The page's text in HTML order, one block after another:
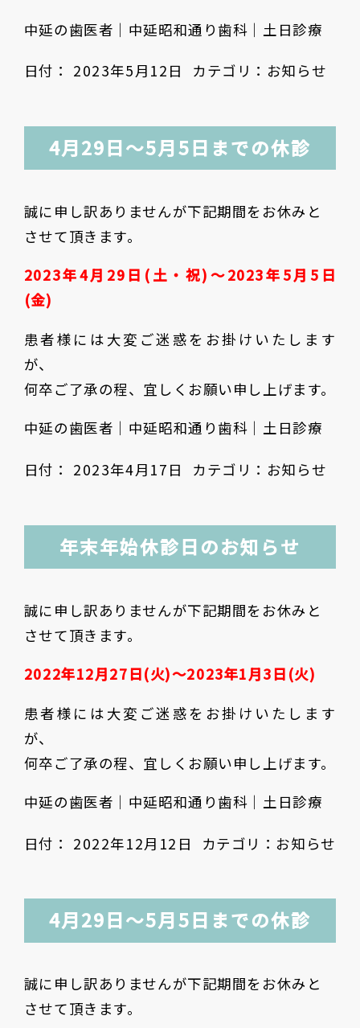
中延の歯医者｜中延昭和通り歯科｜土日診療
日付： 2023年5月12日 カテゴリ： お知らせ
4月29日〜5月5日までの休診
誠に申し訳ありませんが下記期間をお休みと
させて頂きます。
2023年4月29日(土・祝)〜2023年5月5日
(金)
患者様には大変ご迷惑をお掛けいたします
が、
何卒ご了承の程、宜しくお願い申し上げます。
中延の歯医者｜中延昭和通り歯科｜土日診療
日付： 2023年4月17日 カテゴリ： お知らせ
年末年始休診日のお知らせ
誠に申し訳ありませんが下記期間をお休みと
させて頂きます。
2022年12月27日(火)〜2023年1月3日(火)
患者様には大変ご迷惑をお掛けいたします
が、
何卒ご了承の程、宜しくお願い申し上げます。
中延の歯医者｜中延昭和通り歯科｜土日診療
日付： 2022年12月12日 カテゴリ： お知らせ
4月29日〜5月5日までの休診
誠に申し訳ありませんが下記期間をお休みと
させて頂きます。